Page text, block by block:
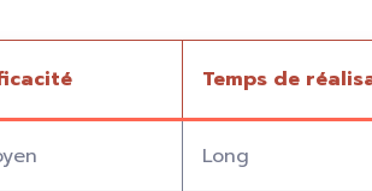
Temps de
Long